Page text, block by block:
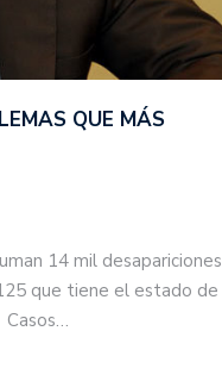
QUE MÁS
14 mil desapariciones
que tiene el estado de
Casos…